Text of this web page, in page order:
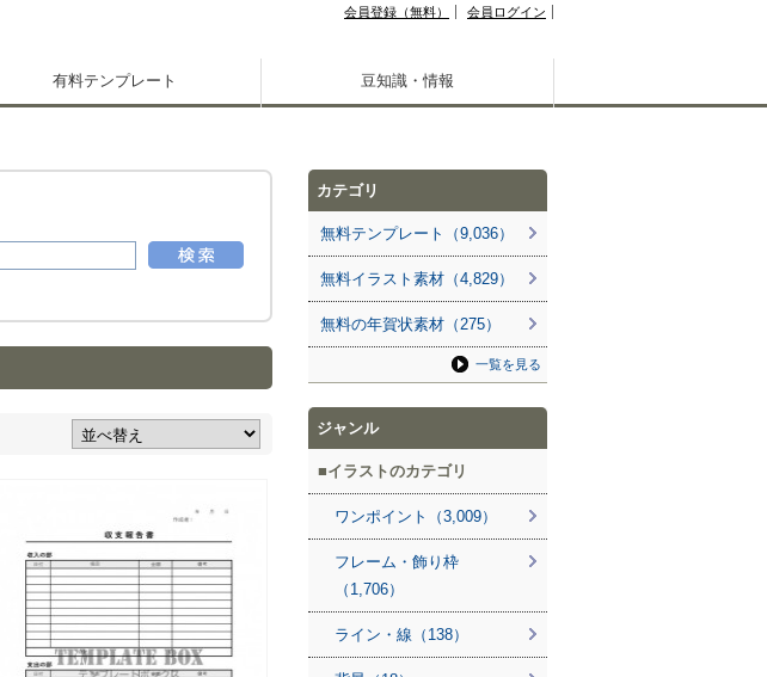
会員登録（無料） 会員ログイン
有料テンプレート 豆知識・情報
カテゴリ
無料テンプレート（9,036）
無料イラスト素材（4,829）
無料の年賀状素材（275）
一覧を見る
ジャンル
イラストのカテゴリ
ワンポイント（3,009）
フレーム・飾り枠
（1,706）
ライン・線（138）